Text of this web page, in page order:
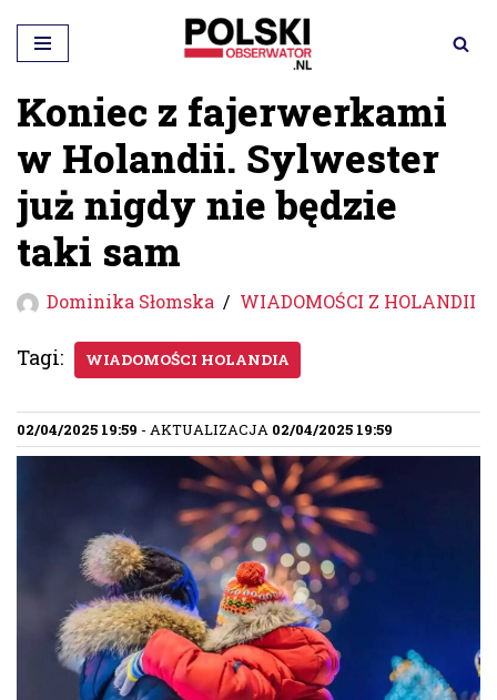
Przejdź
do
treści
Koniec z fajerwerkami
w Holandii. Sylwester
już nigdy nie będzie
taki sam
Dominika Słomska WIADOMOŚCI Z HOLANDII
Tagi: WIADOMOŚCI HOLANDIA
02/04/2025 19:59 - AKTUALIZACJA 02/04/2025 19:59